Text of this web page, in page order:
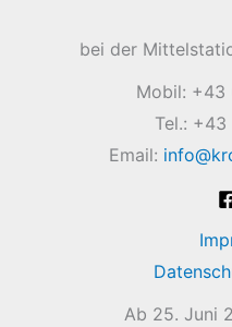
bei der
Mobil: +43
Tel.:
Email:
Ab 25. Juni